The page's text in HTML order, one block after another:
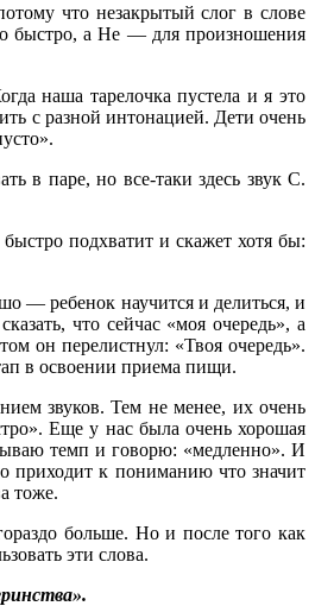
что незакрытый слог в слове
быстро, а Не — для произношения
наша тарелочка пустела и я это
с разной интонацией. Дети очень
в паре, но все-таки здесь звук С.
подхватит и скажет хотя бы:
— ребенок научится и делиться, и
что сейчас «моя очередь», а
он перелистнул: «Твоя очередь».
в освоении приема пищи.
звуков. Тем не менее, их очень
Еще у нас была очень хорошая
темп и говорю: «медленно». И
приходит к пониманию что значит
тоже.
больше. Но и после того как
эти слова.
.